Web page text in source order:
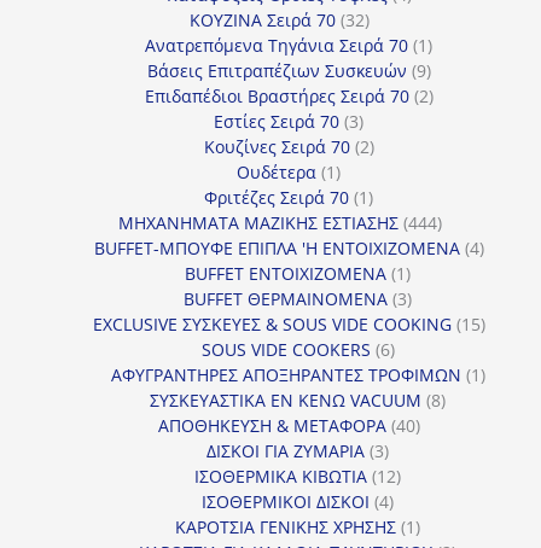
ΚΟΥΖΙΝΑ Σειρά 70 3232
προϊόντα
Ανατρεπόμενα Τηγάνια Σειρά 70 11
προϊόν
Βάσεις Επιτραπέζιων Συσκευών 99
προϊόντα
Επιδαπέδιοι Βραστήρες Σειρά 70 22
Εστίες Σειρά 70 33
προϊόντα
Κουζίνες Σειρά 70 22
Ουδέτερα 11
προϊόν
Φριτέζες Σειρά 70 11
προϊόν
ΜΗΧΑΝΗΜΑΤΑ ΜΑΖΙΚΗΣ ΕΣΤΙΑΣΗΣ 444444
προϊόντα
BUFFET-ΜΠΟΥΦΕ ΕΠΙΠΛΑ 'Η ΕΝΤΟΙΧΙΖΟΜΕΝΑ 44
BUFFET ΕΝΤΟΙΧΙΖΟΜΕΝΑ 11
προϊόν
BUFFET ΘΕΡΜΑΙΝΟΜΕΝΑ 33
προϊόντα
EXCLUSIVE ΣΥΣΚΕΥΕΣ & SOUS VIDE COOKING 1515
SOUS VIDE COOKERS 66
προϊόντα
ΑΦΥΓΡΑΝΤΗΡΕΣ ΑΠΟΞΗΡΑΝΤΕΣ ΤΡΟΦΙΜΩΝ 11
ΣΥΣΚΕΥΑΣΤΙΚΑ ΕΝ ΚΕΝΩ VACUUM 88
ΑΠΟΘΗΚΕΥΣΗ & ΜΕΤΑΦΟΡΑ 4040
ΔΙΣΚΟΙ ΓΙΑ ΖΥΜΑΡΙΑ 33
προϊόντα
ΙΣΟΘΕΡΜΙΚΑ ΚΙΒΩΤΙΑ 1212
ΙΣΟΘΕΡΜΙΚΟΙ ΔΙΣΚΟΙ 44
προϊόντα
ΚΑΡΟΤΣΙΑ ΓΕΝΙΚΗΣ ΧΡΗΣΗΣ 11